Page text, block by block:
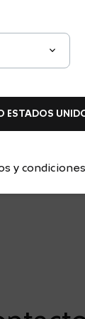
MÁS
ESTADOS
y condiciones